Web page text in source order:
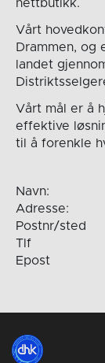
nettbutikk.
Vårt
Drammen, og
landet
Vårt mål er å
effektive
til å forenkle
Navn:
Adresse:
Postnr/sted
Tlf
Epost